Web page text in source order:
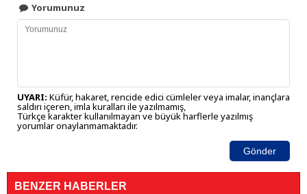
Yorumunuz
UYARI: Küfür, hakaret, rencide edici cümleler veya imalar, inançlara
saldırı içeren, imla kuralları ile yazılmamış,
Türkçe karakter kullanılmayan ve büyük harflerle yazılmış
yorumlar onaylanmamaktadır.
Gönder
BENZER HABERLER